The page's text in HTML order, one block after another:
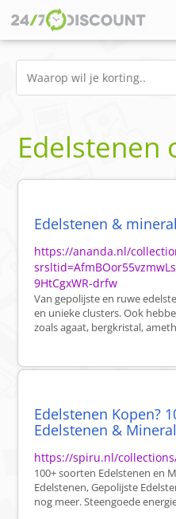
Edelstenen
Edelstenen &
https://ananda.nl/
9HtCgxWR-drfw
Van gepolijste en ruwe
en unieke clusters. Ook
zoals agaat, bergkristal,
Edelstenen Kopen?
Edelstenen &
https://spiru.nl/
100+ soorten Edelstenen en
Edelstenen, Gepolijste
nog meer. Steengoede